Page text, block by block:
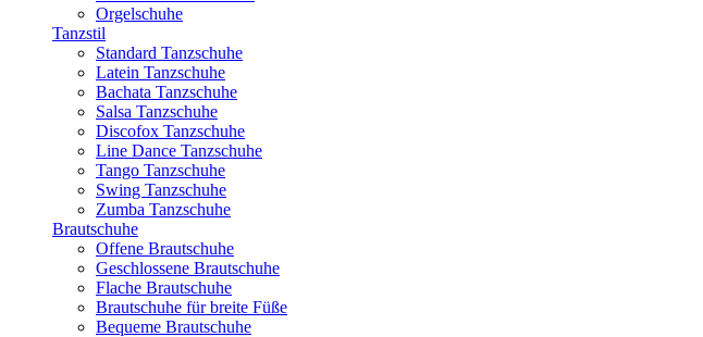
Orgelschuhe
Tanzstil
Standard Tanzschuhe
Latein Tanzschuhe
Bachata Tanzschuhe
Salsa Tanzschuhe
Discofox Tanzschuhe
Line Dance Tanzschuhe
Tango Tanzschuhe
Swing Tanzschuhe
Zumba Tanzschuhe
Brautschuhe
Offene Brautschuhe
Geschlossene Brautschuhe
Flache Brautschuhe
Brautschuhe für breite Füße
Bequeme Brautschuhe